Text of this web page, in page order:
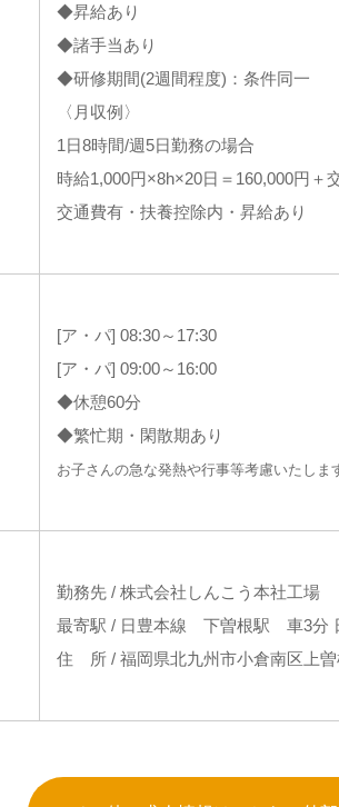
◆昇給あり
◆諸手当あり
◆研修期間(2週間程度)：条件同一
〈月収例〉
1日8時間/週5日勤務の場合
時給1,000円×8h×20日＝160,000円＋
交通費有・扶養控除内・昇給あり
[ア・パ] 08:30～17:30
[ア・パ] 09:00～16:00
◆休憩60分
◆繁忙期・閑散期あり
お子さんの急な発熱や行事等考慮いたしま
勤務先 / 株式会社しんこう本社工場
最寄駅 / 日豊本線 下曽根駅 車3
住 所 / 福岡県北九州市小倉南区上曽